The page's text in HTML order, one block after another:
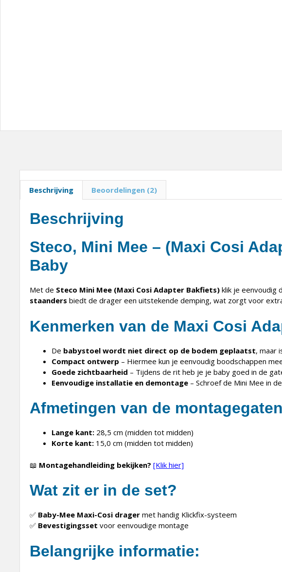
Beschrijving Beoordelingen (2)
Beschrijving
Steco, Mini Mee – (Maxi Cosi
Baby
Met de Steco Mini Mee (Maxi Cosi Adapter Bakfiets) klik je eenvoudig
staanders biedt de drager een uitstekende demping, wat zorgt voor
Kenmerken van de Maxi Cosi
De babystoel wordt niet direct op de bodem geplaatst, maar
Compact ontwerp – Hiermee kun je eenvoudig boodschappen
Goede zichtbaarheid – Tijdens de rit heb je je baby goed in de
Eenvoudige installatie en demontage – Schroef de Mini Mee in
Afmetingen van de
Lange kant: 28,5 cm (midden tot midden)
Korte kant: 15,0 cm (midden tot midden)
📖 Montagehandleiding bekijken? [Klik hier]
Wat zit er in de set?
✅ Baby-Mee Maxi-Cosi drager met handig Klickfix-systeem
✅ Bevestigingsset voor eenvoudige montage
Belangrijke informatie: